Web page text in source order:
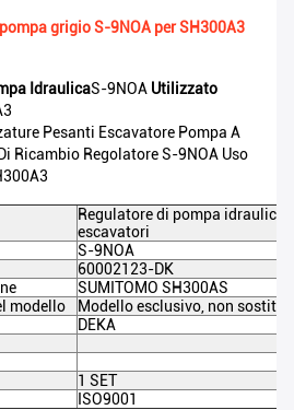
grigio S-9NOA per SH300A3
IdraulicaS-9NOA Utilizzato
Pesanti Escavatore Pompa A
Ricambio Regolatore S-9NOA Uso
Regulatore di pompa idraulica
escavatori
S-9NOA
60002123-DK
SUMITOMO SH300AS
modello
Modello esclusivo, non
DEKA
1 SET
ISO9001